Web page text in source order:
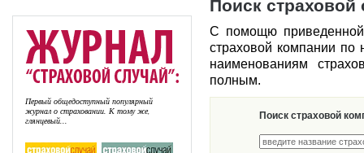
Первый общедоступный популярный
журнал о страховании. К тому же,
глянцевый...
Поиск страховой
С помощю
страховой компании по
наименованиям
полным.
Поиск страховой